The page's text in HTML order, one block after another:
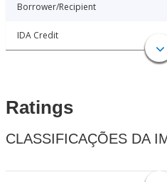
Borrower/Recipient
IDA Credit
Ratings
CLASSIFICAÇÕES DA